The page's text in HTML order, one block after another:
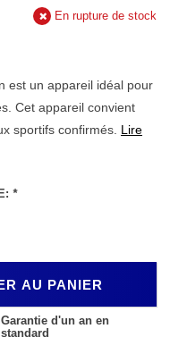
En rupture de stock
est un appareil idéal pour
Cet appareil convient
sportifs confirmés. Lire
*
AU PANIER
Garantie d'un an en
standard